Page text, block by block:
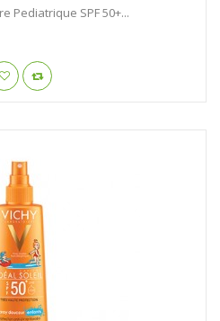
Pediatrique SPF 50+...